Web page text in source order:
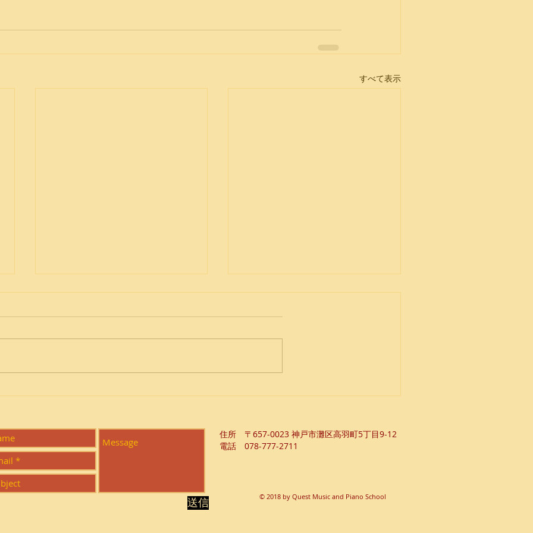
すべて表示
送信
​住所 〒657-0023 ​神戸市灘区高羽町5丁目9-12
電話 078-777-2711
© 2018 by Quest Music and Piano School